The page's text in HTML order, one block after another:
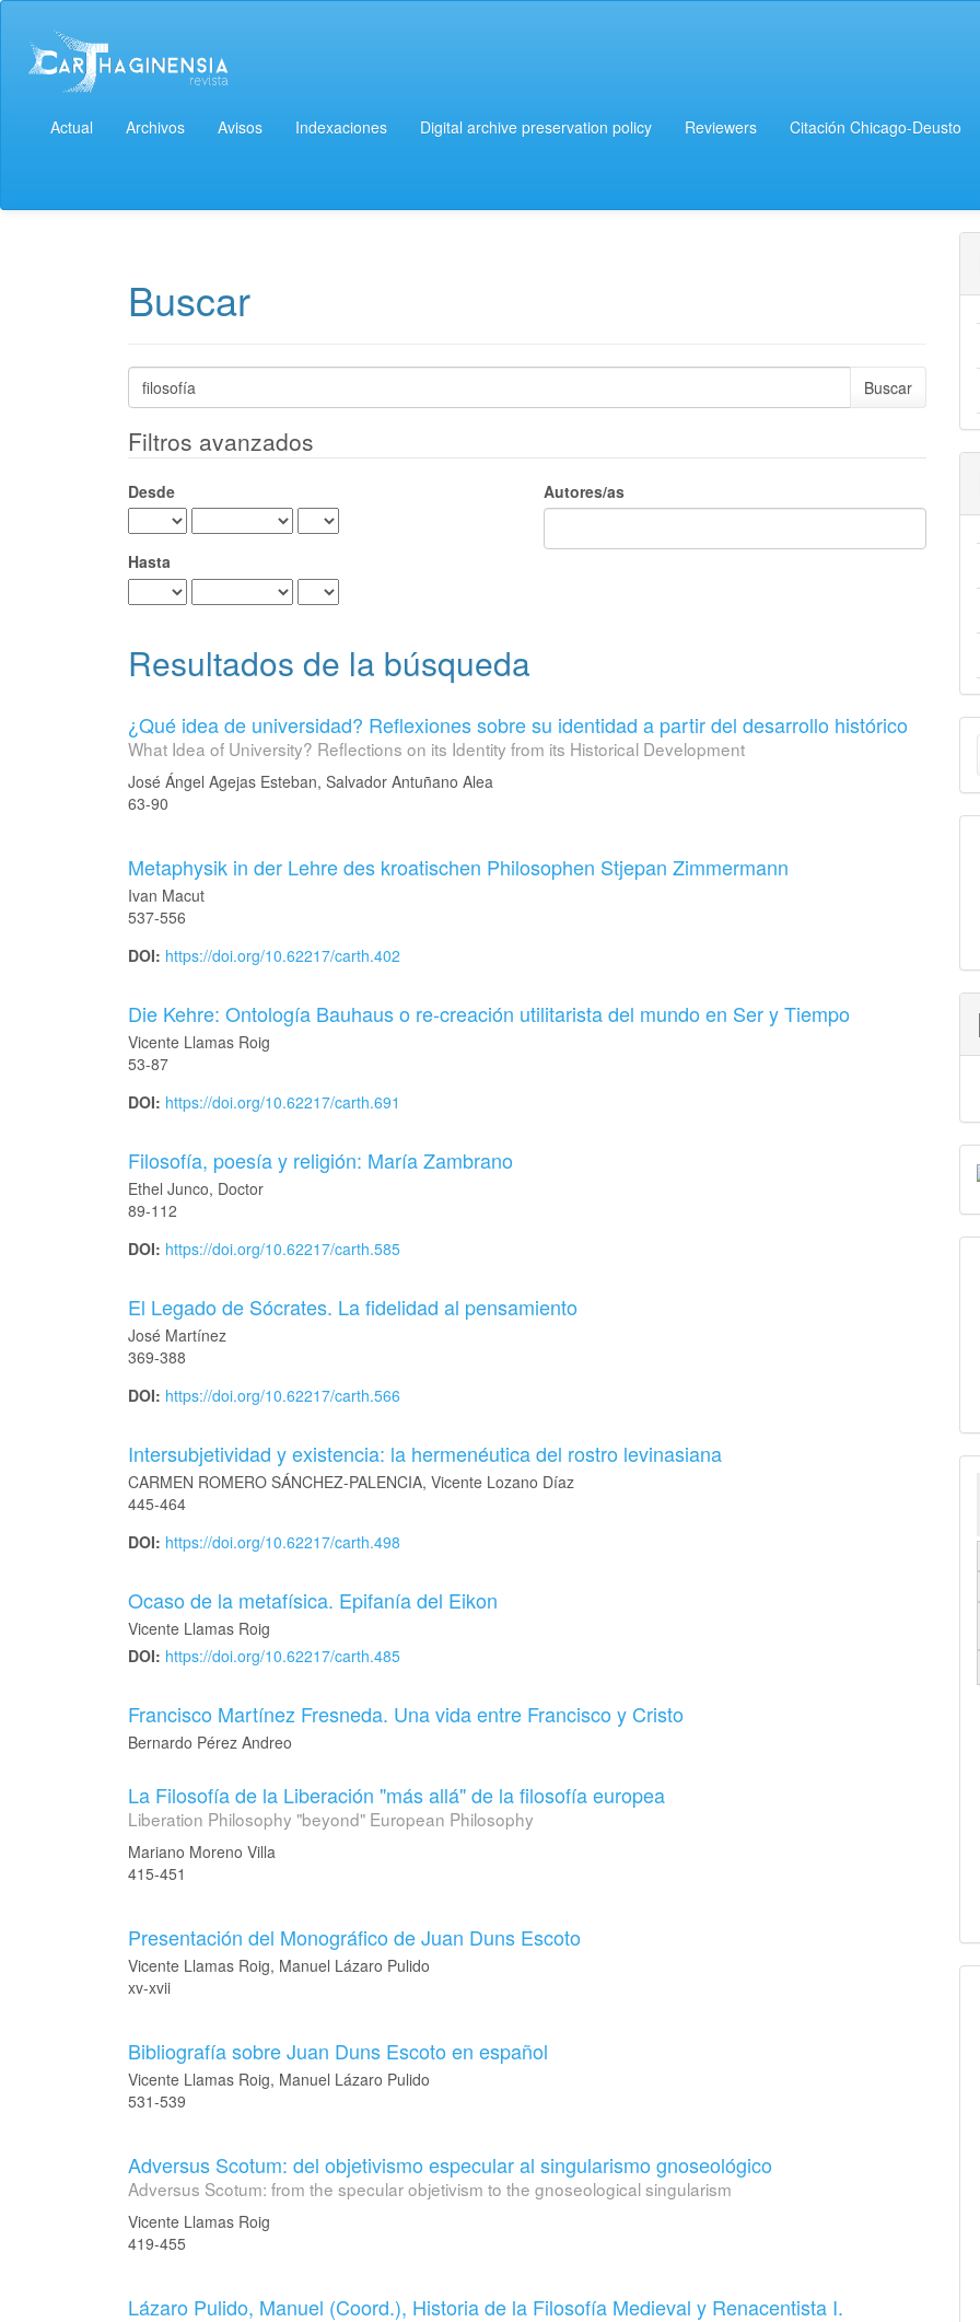
principal
Contenido
principal
Barra
lateral
Actual Archivos Avisos Indexaciones Digital archive preservation policy Reviewers Citación Chicago-Deusto
Buscar
Buscar
artículos
Filtros avanzados
Desde
Hasta
Autores/as
Resultados de la búsqueda
¿Qué idea de universidad? Reflexiones sobre su identidad a partir del desarrollo histórico
What Idea of University? Reflections on its Identity from its Historical Development
José Ángel Agejas Esteban, Salvador Antuñano Alea
63-90
Metaphysik in der Lehre des kroatischen Philosophen Stjepan Zimmermann
Ivan Macut
537-556
DOI: https://doi.org/10.62217/carth.402
Die Kehre: Ontología Bauhaus o re-creación utilitarista del mundo en Ser y Tiempo
Vicente Llamas Roig
53-87
DOI: https://doi.org/10.62217/carth.691
Filosofía, poesía y religión: María Zambrano
Ethel Junco, Doctor
89-112
DOI: https://doi.org/10.62217/carth.585
El Legado de Sócrates. La fidelidad al pensamiento
José Martínez
369-388
DOI: https://doi.org/10.62217/carth.566
Intersubjetividad y existencia: la hermenéutica del rostro levinasiana
CARMEN ROMERO SÁNCHEZ-PALENCIA, Vicente Lozano Díaz
445-464
DOI: https://doi.org/10.62217/carth.498
Ocaso de la metafísica. Epifanía del Eikon
Vicente Llamas Roig
DOI: https://doi.org/10.62217/carth.485
Francisco Martínez Fresneda. Una vida entre Francisco y Cristo
Bernardo Pérez Andreo
La Filosofía de la Liberación "más allá" de la filosofía europea
Liberation Philosophy "beyond" European Philosophy
Mariano Moreno Villa
415-451
Presentación del Monográfico de Juan Duns Escoto
Vicente Llamas Roig, Manuel Lázaro Pulido
xv-xvii
Bibliografía sobre Juan Duns Escoto en español
Vicente Llamas Roig, Manuel Lázaro Pulido
531-539
Adversus Scotum: del objetivismo especular al singularismo gnoseológico
Adversus Scotum: from the specular objetivism to the gnoseological singularism
Vicente Llamas Roig
419-455
Lázaro Pulido, Manuel (Coord.), Historia de la Filosofía Medieval y Renacentista I.